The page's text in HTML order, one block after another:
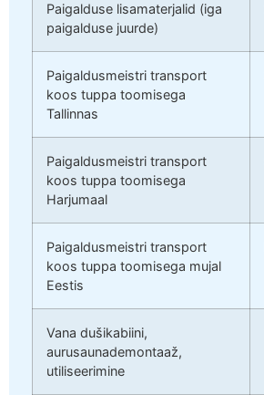
Paigalduse lisamaterjalid (iga
paigalduse juurde)
Paigaldusmeistri transport
koos tuppa toomisega
Tallinnas
Paigaldusmeistri transport
koos tuppa toomisega
Harjumaal
Paigaldusmeistri transport
koos tuppa toomisega mujal
Eestis
Vana dušikabiini,
aurusaunademontaaž,
utiliseerimine